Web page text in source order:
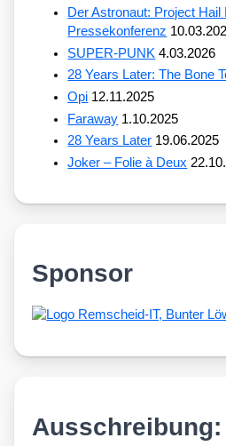
Der Astronaut: Project
Pressekonferenz
SUPER-PUNK 4.03.2026
28 Years Later: The Bone
Opi 12.11.2025
Faraway 1.10.2025
28 Years Later 19.06.2025
Joker – Folie à Deux
Sponsor